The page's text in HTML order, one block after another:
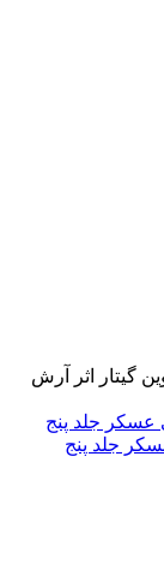
گیتار اثر آرش
جلد پنج